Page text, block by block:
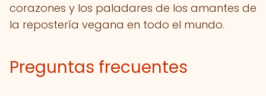
corazones y los paladares de los amantes de
la repostería vegana en todo el mundo.
Preguntas frecuentes